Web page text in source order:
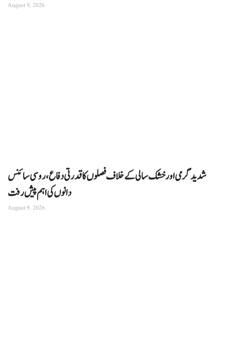
August 9, 2026
شدید گرمی اور خشک سالی کے خلاف فصلوں کا قدرتی دفاع، روسی سائنس
دانوں کی اہم پیش رفت
August 9, 2026